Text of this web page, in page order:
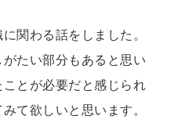
関わる話をしました。
たい部分もあると思い
とが必要だと感じられ
て欲しいと思います。